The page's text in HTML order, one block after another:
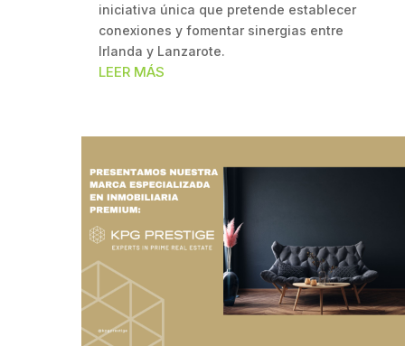
iniciativa única que pretende establecer
conexiones y fomentar sinergias entre
Irlanda y Lanzarote.
LEER MÁS